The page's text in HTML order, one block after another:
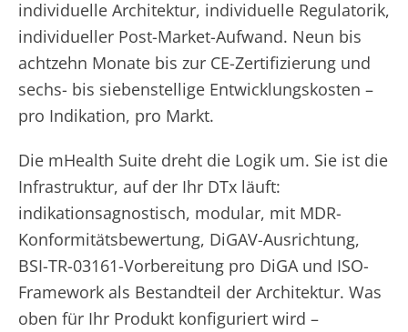
individuelle Architektur, individuelle Regulatorik,
individueller Post-Market-Aufwand. Neun bis
achtzehn Monate bis zur CE-Zertifizierung und
sechs- bis siebenstellige Entwicklungskosten –
pro Indikation, pro Markt.
Die mHealth Suite dreht die Logik um. Sie ist die
Infrastruktur, auf der Ihr DTx läuft:
indikationsagnostisch, modular, mit MDR-
Konformitätsbewertung, DiGAV-Ausrichtung,
BSI-TR-03161-Vorbereitung pro DiGA und ISO-
Framework als Bestandteil der Architektur. Was
oben für Ihr Produkt konfiguriert wird –